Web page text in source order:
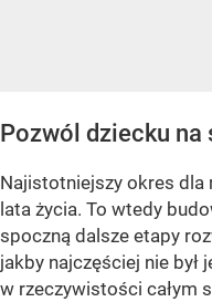
Pozwól dziecku
Najistotniejszy okres
lata życia. To wtedy
spoczną dalsze etapy
jakby najczęściej nie był
w rzeczywistości całym